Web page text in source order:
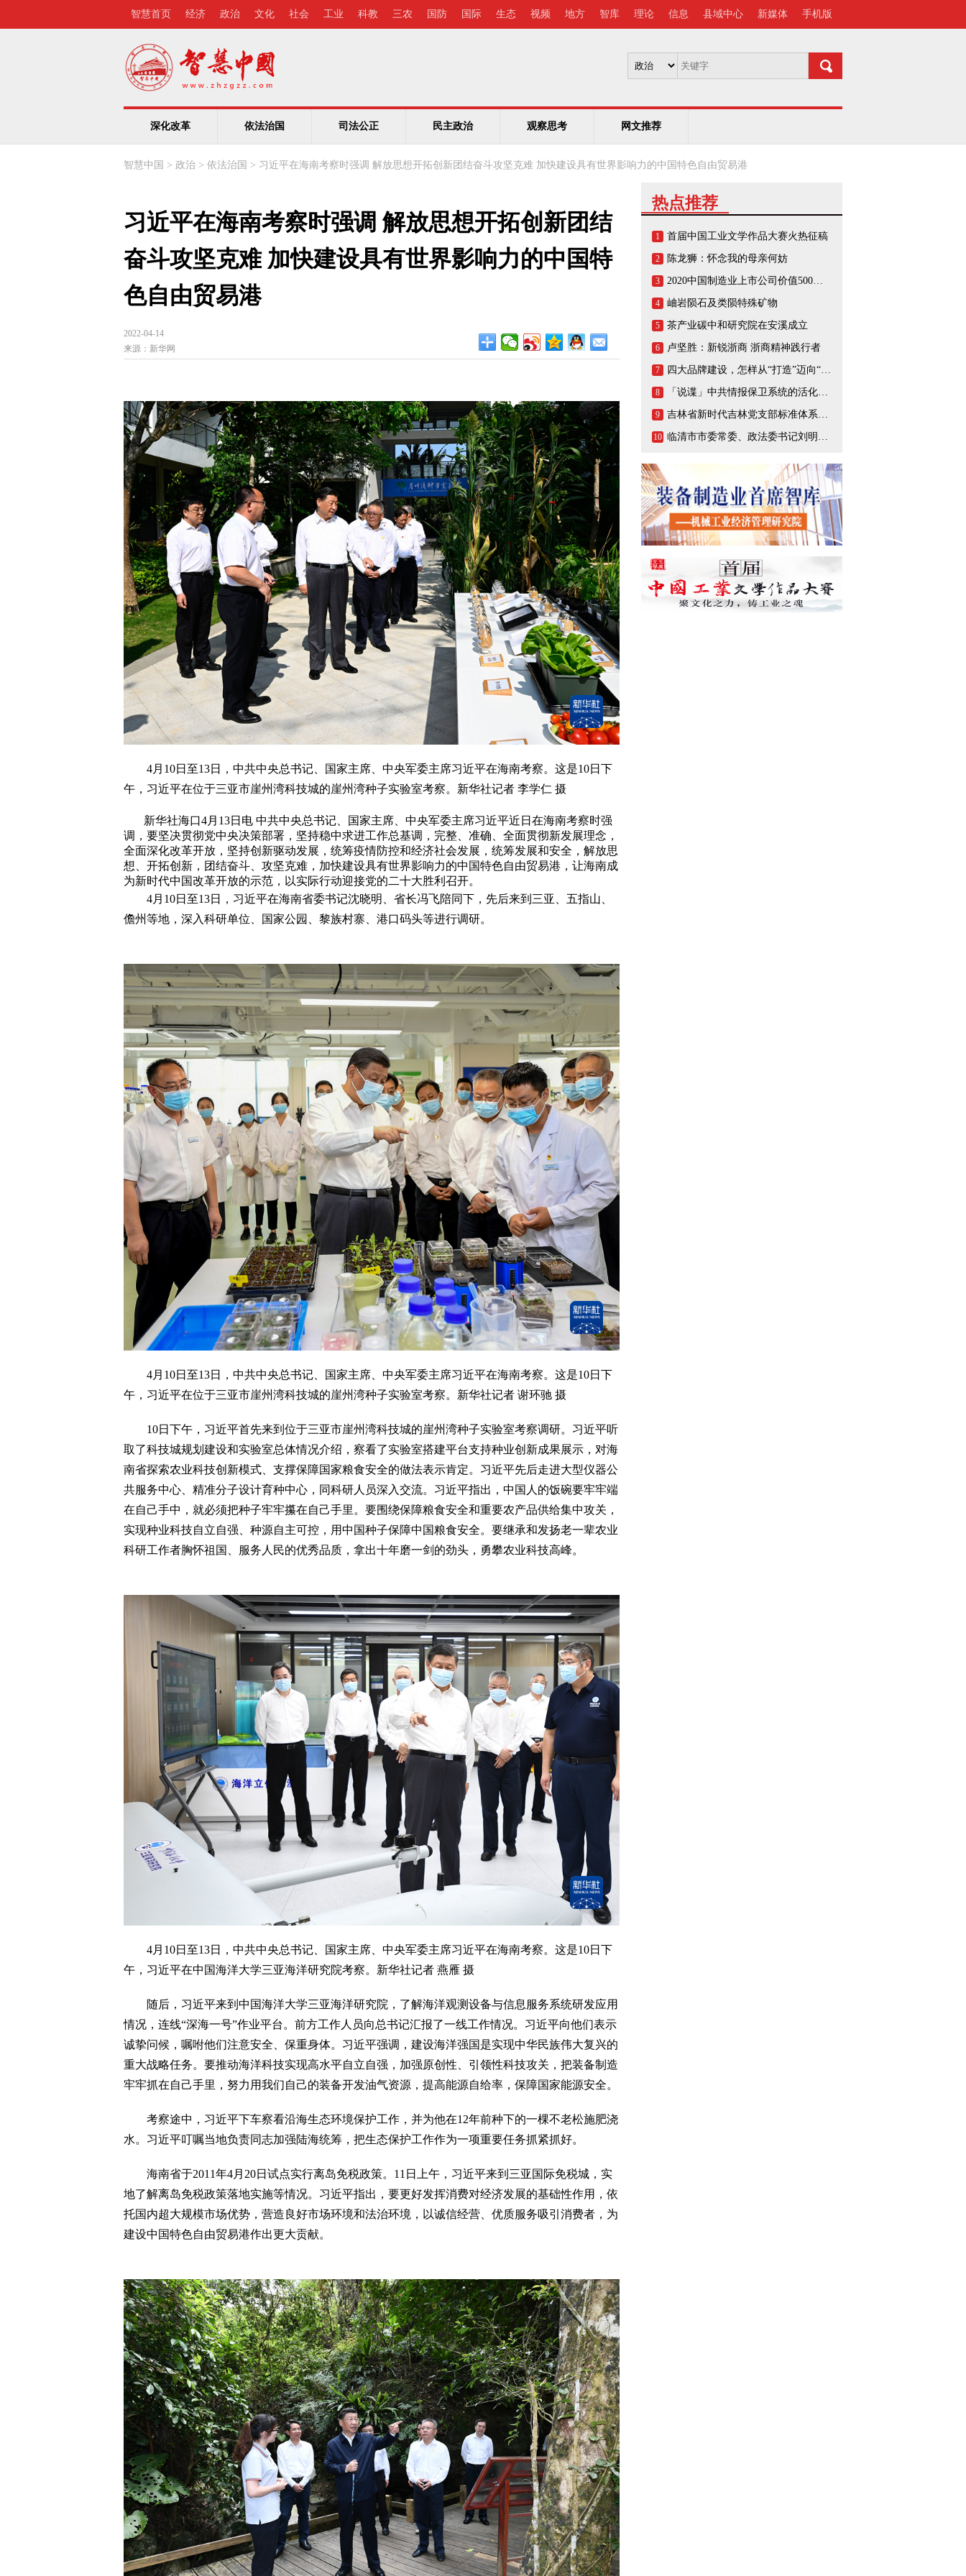
智慧首页 经济 政治 文化 社会 工业 科教 三农 国防 国际 生态 视频 地方 智库 理论 信息 县域中心 新媒体 手机版
深化改革 依法治国 司法公正 民主政治 观察思考 网文推荐
智慧中国 > 政治 > 依法治国 > 习近平在海南考察时强调 解放思想开拓创新团结奋斗攻坚克难 加快建设具有世界影响力的中国特色自由贸易港
习近平在海南考察时强调 解放思想开拓创新团结
奋斗攻坚克难 加快建设具有世界影响力的中国特
色自由贸易港
2022-04-14
来源： 新华网
4月10日至13日，中共中央总书记、国家主席、中央军委主席习近平在海南考察。这是10日下
午，习近平在位于三亚市崖州湾科技城的崖州湾种子实验室考察。新华社记者 李学仁 摄
新华社海口4月13日电 中共中央总书记、国家主席、中央军委主席习近平近日在海南考察时强
调，要坚决贯彻党中央决策部署，坚持稳中求进工作总基调，完整、准确、全面贯彻新发展理念，
全面深化改革开放，坚持创新驱动发展，统筹疫情防控和经济社会发展，统筹发展和安全，解放思
想、开拓创新，团结奋斗、攻坚克难，加快建设具有世界影响力的中国特色自由贸易港，让海南成
为新时代中国改革开放的示范，以实际行动迎接党的二十大胜利召开。
4月10日至13日，习近平在海南省委书记沈晓明、省长冯飞陪同下，先后来到三亚、五指山、
儋州等地，深入科研单位、国家公园、黎族村寨、港口码头等进行调研。
4月10日至13日，中共中央总书记、国家主席、中央军委主席习近平在海南考察。这是10日下
午，习近平在位于三亚市崖州湾科技城的崖州湾种子实验室考察。新华社记者 谢环驰 摄
10日下午，习近平首先来到位于三亚市崖州湾科技城的崖州湾种子实验室考察调研。习近平听
取了科技城规划建设和实验室总体情况介绍，察看了实验室搭建平台支持种业创新成果展示，对海
南省探索农业科技创新模式、支撑保障国家粮食安全的做法表示肯定。习近平先后走进大型仪器公
共服务中心、精准分子设计育种中心，同科研人员深入交流。习近平指出，中国人的饭碗要牢牢端
在自己手中，就必须把种子牢牢攥在自己手里。要围绕保障粮食安全和重要农产品供给集中攻关，
实现种业科技自立自强、种源自主可控，用中国种子保障中国粮食安全。要继承和发扬老一辈农业
科研工作者胸怀祖国、服务人民的优秀品质，拿出十年磨一剑的劲头，勇攀农业科技高峰。
4月10日至13日，中共中央总书记、国家主席、中央军委主席习近平在海南考察。这是10日下
午，习近平在中国海洋大学三亚海洋研究院考察。新华社记者 燕雁 摄
随后，习近平来到中国海洋大学三亚海洋研究院，了解海洋观测设备与信息服务系统研发应用
情况，连线“深海一号”作业平台。前方工作人员向总书记汇报了一线工作情况。习近平向他们表示
诚挚问候，嘱咐他们注意安全、保重身体。习近平强调，建设海洋强国是实现中华民族伟大复兴的
重大战略任务。要推动海洋科技实现高水平自立自强，加强原创性、引领性科技攻关，把装备制造
牢牢抓在自己手里，努力用我们自己的装备开发油气资源，提高能源自给率，保障国家能源安全。
考察途中，习近平下车察看沿海生态环境保护工作，并为他在12年前种下的一棵不老松施肥浇
水。习近平叮嘱当地负责同志加强陆海统筹，把生态保护工作作为一项重要任务抓紧抓好。
海南省于2011年4月20日试点实行离岛免税政策。11日上午，习近平来到三亚国际免税城，实
地了解离岛免税政策落地实施等情况。习近平指出，要更好发挥消费对经济发展的基础性作用，依
托国内超大规模市场优势，营造良好市场环境和法治环境，以诚信经营、优质服务吸引消费者，为
建设中国特色自由贸易港作出更大贡献。
热点推荐
1 首届中国工业文学作品大赛火热征稿
2 陈龙狮：怀念我的母亲何妨
3 2020中国制造业上市公司价值500强榜单
4 岫岩陨石及类陨特殊矿物
5 茶产业碳中和研究院在安溪成立
6 卢坚胜：新锐浙商 浙商精神践行者
7 四大品牌建设，怎样从“打造”迈向“打响”
8 「说谍」中共情报保卫系统的活化石，一生战斗在情报战线的陈养山
9 吉林省新时代吉林党支部标准体系（BTX）建设把基层党支部打造成坚强的战斗堡垒
10 临清市市委常委、政法委书记刘明峰领导一行莅临连城智造小镇·烟店轴承产业园调研指导